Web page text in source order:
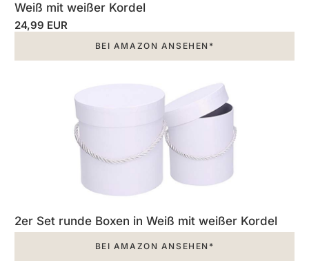
Weiß mit weißer Kordel
24,99 EUR
BEI AMAZON ANSEHEN*
2er Set runde Boxen in Weiß mit weißer Kordel
BEI AMAZON ANSEHEN*